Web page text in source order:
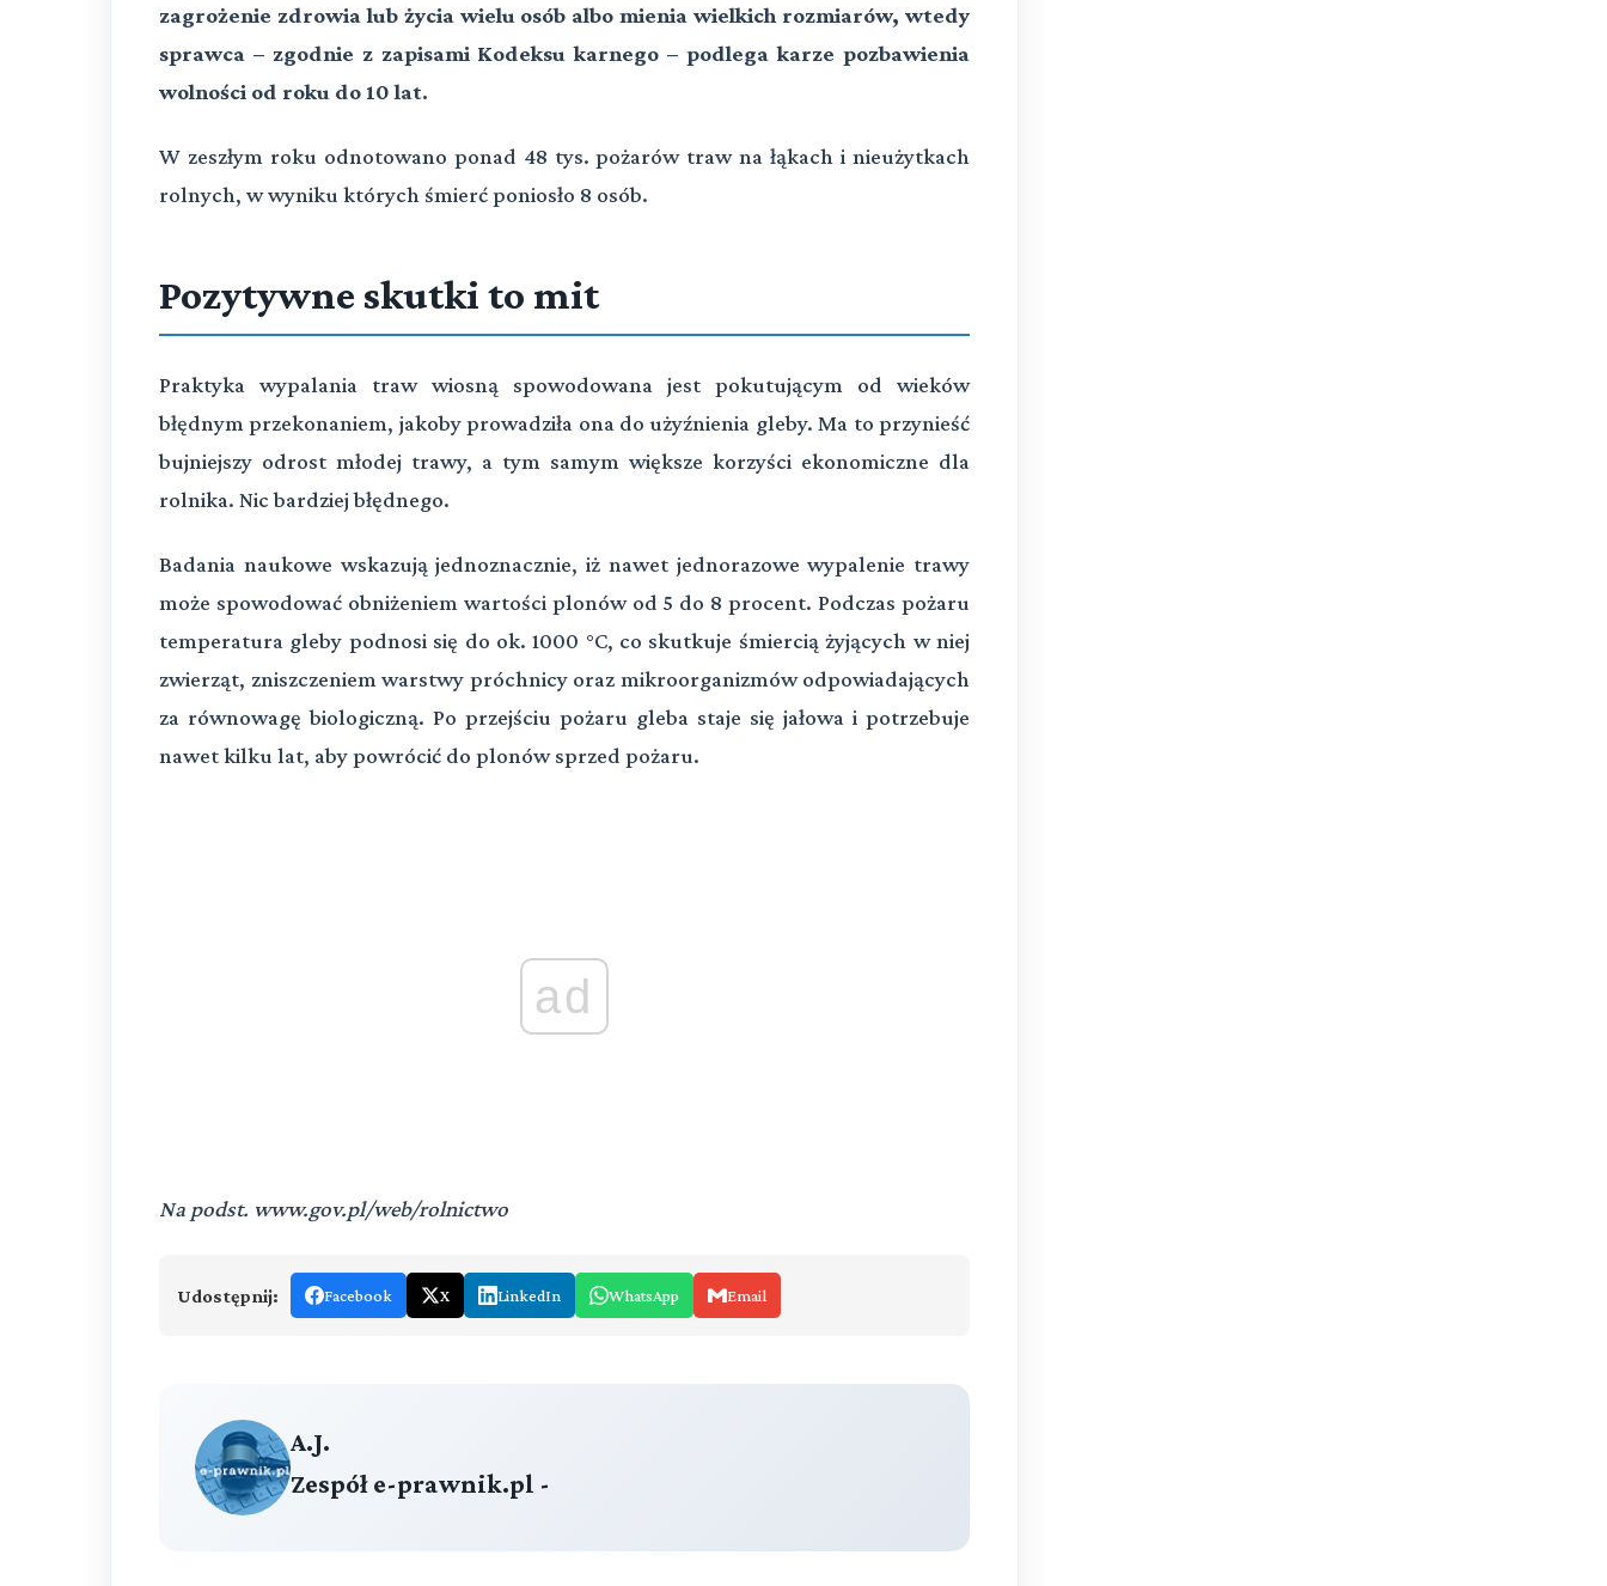
zagrożenie zdrowia lub życia wielu osób albo mienia wielkich rozmiarów, wtedy
sprawca – zgodnie z zapisami Kodeksu karnego – podlega karze pozbawienia
wolności od roku do 10 lat.
W zeszłym roku odnotowano ponad 48 tys. pożarów traw na łąkach i nieużytkach
rolnych, w wyniku których śmierć poniosło 8 osób.
Pozytywne skutki to mit
Praktyka wypalania traw wiosną spowodowana jest pokutującym od wieków
błędnym przekonaniem, jakoby prowadziła ona do użyźnienia gleby. Ma to przynieść
bujniejszy odrost młodej trawy, a tym samym większe korzyści ekonomiczne dla
rolnika. Nic bardziej błędnego.
Badania naukowe wskazują jednoznacznie, iż nawet jednorazowe wypalenie trawy
może spowodować obniżeniem wartości plonów od 5 do 8 procent.Podczas pożaru
temperatura gleby podnosi się do ok. 1000 °C, co skutkuje śmiercią żyjących w niej
zwierząt, zniszczeniem warstwy próchnicy oraz mikroorganizmów odpowiadających
za równowagę biologiczną. Po przejściu pożaru gleba staje się jałowa i potrzebuje
nawet kilku lat, aby powrócić do plonów sprzed pożaru.
ad
Na podst. www.gov.pl/web/rolnictwo
Udostępnij: Facebook X LinkedIn WhatsApp Email
A.J.
Zespół e-prawnik.pl -